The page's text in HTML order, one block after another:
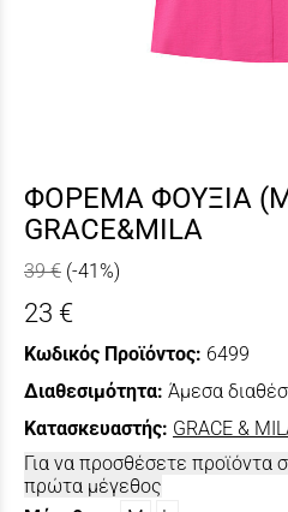
ΦΟΡΕΜΑ ΦΟΥΞΙΑ
GRACE&MILA
39 € (-41%)
23 €
Κωδικός Προϊόντος: 6499
Διαθεσιμότητα: Άμεσα
Κατασκευαστής: GRACE &
Για να προσθέσετε προϊόντα
πρώτα μέγεθος